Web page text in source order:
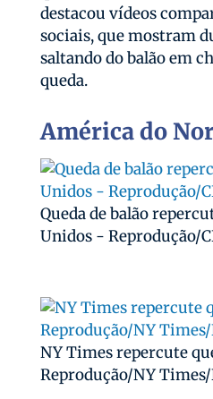
destacou vídeos
sociais, que mostram
saltando do balão em
queda.
América do
Queda de balão
Unidos - Reprodução/
NY Times repercute
Reprodução/NY